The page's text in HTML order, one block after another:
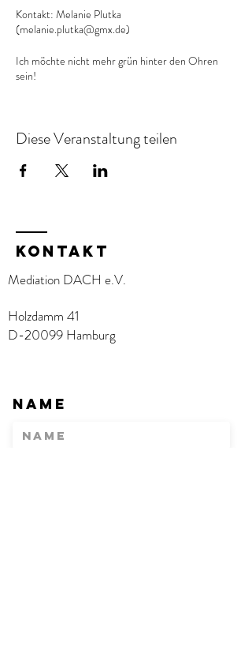
Kontakt: Melanie Plutka
(melanie.plutka@gmx.de)
Ich möchte nicht mehr grün hinter den Ohren
sein!
regelmäßig zu üben.
Diese Veranstaltung teilen
KOntakt
Mediation DACH e.V.
Holzdamm 41
D-20099 Hamburg
Name